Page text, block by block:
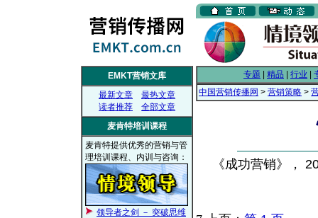
EMKT营销文库
最新文章
最热文章
读者推荐
全部文章
麦肯特培训课程
麦肯特提供优秀的营销与管
理培训课程、内训与咨询：
领导者之剑 － 突破思维
专题 精品 行业
中国营销传播网 > 营销策略 >
《成功营销》，